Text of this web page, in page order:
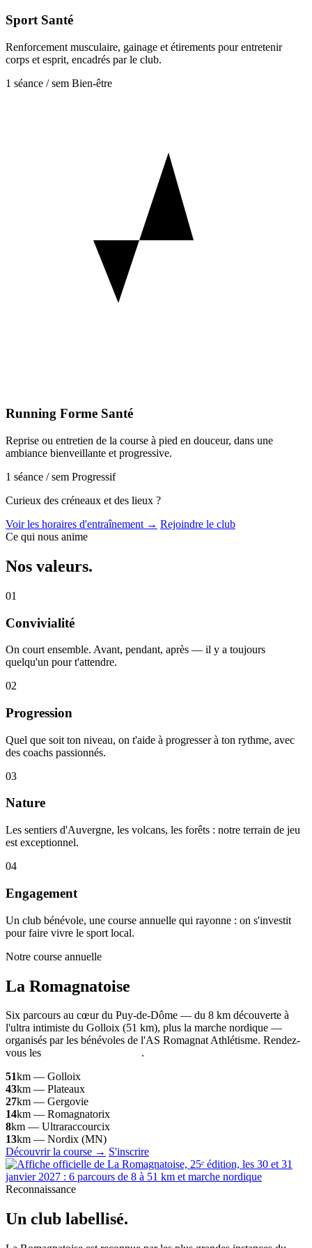
Sport Santé
Renforcement musculaire, gainage et étirements pour entretenir
corps et esprit, encadrés par le club.
1 séance / sem Bien-être
Running Forme Santé
Reprise ou entretien de la course à pied en douceur, dans une
ambiance bienveillante et progressive.
1 séance / sem Progressif
Curieux des créneaux et des lieux ?
Voir les horaires d'entraînement → Rejoindre le club
Ce qui nous anime
Nos valeurs.
01
Convivialité
On court ensemble. Avant, pendant, après — il y a toujours
quelqu'un pour t'attendre.
02
Progression
Quel que soit ton niveau, on t'aide à progresser à ton rythme, avec
des coachs passionnés.
03
Nature
Les sentiers d'Auvergne, les volcans, les forêts : notre terrain de jeu
est exceptionnel.
04
Engagement
Un club bénévole, une course annuelle qui rayonne : on s'investit
pour faire vivre le sport local.
Notre course annuelle
La Romagnatoise
Six parcours au cœur du Puy-de-Dôme — du 8 km découverte à
l'ultra intimiste du Golloix (51 km), plus la marche nordique —
organisés par les bénévoles de l'AS Romagnat Athlétisme. Rendez-
vous les
.
51km — Golloix
43km — Plateaux
27km — Gergovie
14km — Romagnatorix
8km — Ultraraccourcix
13km — Nordix (MN)
Découvrir la course → S'inscrire
Reconnaissance
Un club labellisé.